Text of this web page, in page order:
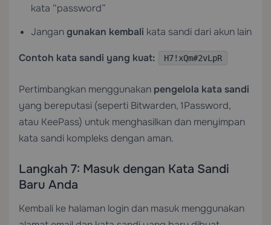
kata “password”
Jangangunakan kembali kata sandi dari akun lain
Contoh kata sandi yang kuat: H7!xQm#2vLpR
Pertimbangkan menggunakan pengelola kata sandi
yang bereputasi (seperti Bitwarden, 1Password,
atau KeePass) untuk menghasilkan dan menyimpan
kata sandi kompleks dengan aman.
Langkah 7: Masuk dengan Kata Sandi
Baru Anda
Kembali ke halaman login dan masuk menggunakan